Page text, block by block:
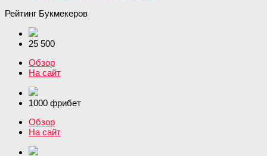
Рейтинг Букмекеров
25 500
Обзор
На сайт
1000 фрибет
Обзор
На сайт